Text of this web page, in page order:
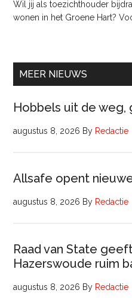
Wil jij als toezichthouder
wonen in het Groene Hart?
MEER NIEUWS
Hobbels uit de weg,
augustus 8, 2026 By Redactie
Allsafe opent
augustus 8, 2026 By Redactie
Raad van State
Hazerswoude ruim
augustus 8, 2026 By Redactie